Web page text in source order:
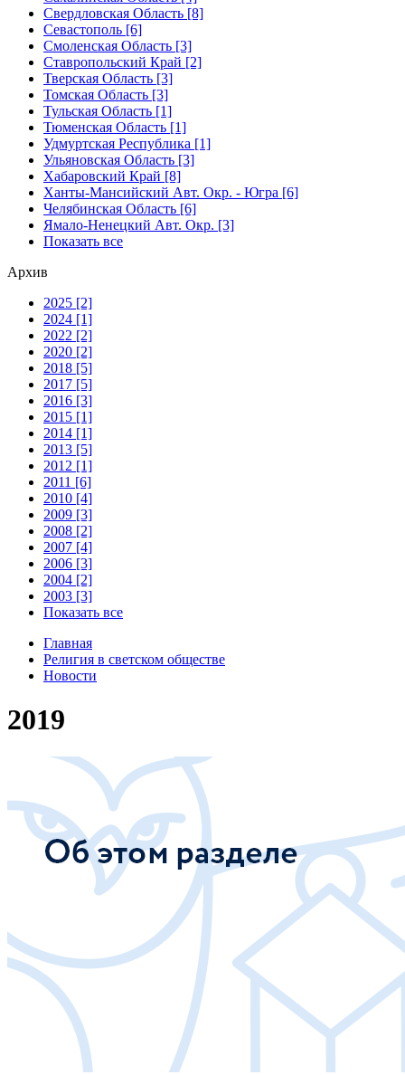
Свердловская Область [8]
Севастополь [6]
Смоленская Область [3]
Ставропольский Край [2]
Тверская Область [3]
Томская Область [3]
Тульская Область [1]
Тюменская Область [1]
Удмуртская Республика [1]
Ульяновская Область [3]
Хабаровский Край [8]
Ханты-Мансийский Авт. Окр. - Югра [6]
Челябинская Область [6]
Ямало-Ненецкий Авт. Окр. [3]
Показать все
Архив
2025 [2]
2024 [1]
2022 [2]
2020 [2]
2018 [5]
2017 [5]
2016 [3]
2015 [1]
2014 [1]
2013 [5]
2012 [1]
2011 [6]
2010 [4]
2009 [3]
2008 [2]
2007 [4]
2006 [3]
2004 [2]
2003 [3]
Показать все
Главная
Религия в светском обществе
Новости
2019